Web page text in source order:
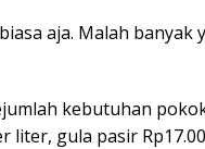
aja. Malah banyak
kebutuhan
liter, gula pasir